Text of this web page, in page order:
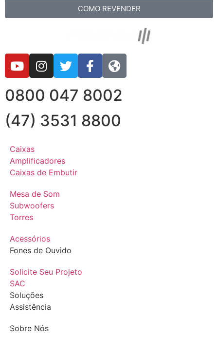
COMO REVENDER
0800 047 8002
(47) 3531 8800
Caixas
Amplificadores
Caixas de Embutir
Mesa de Som
Subwoofers
Torres
Acessórios
Fones de Ouvido
Solicite Seu Projeto
SAC
Soluções
Assistência
Sobre Nós